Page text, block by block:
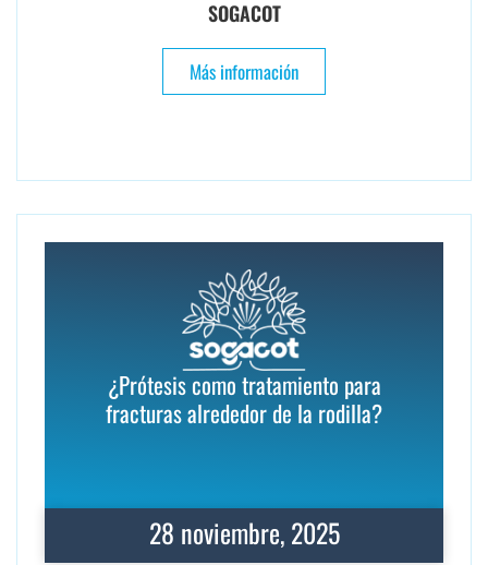
SOGACOT
Más información
¿Prótesis como tratamiento para
fracturas alrededor de la rodilla?
28 noviembre, 2025